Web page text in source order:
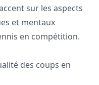
sur les aspects
et mentaux
en compétition.
des coups en